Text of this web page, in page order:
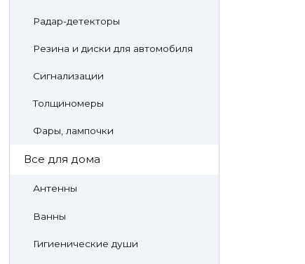
Радар-детекторы
Резина и диски для автомобиля
Сигнализации
Толщиномеры
Фары, лампочки
Все для дома
Антенны
Ванны
Гигиенические души